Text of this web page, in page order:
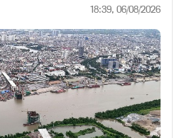
18:39, 06/08/2026